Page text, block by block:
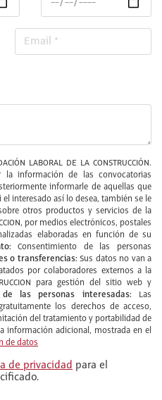
LABORAL DE LA CONSTRUCCIÓN.
la información de las convocatorias
informarle de aquellas que
interesado así lo desea, también se le
otros productos y servicios de la
por medios electrónicos, postales
elaboradas en función de su
Consentimiento de las personas
o transferencias: Sus datos no van a
por colaboradores externos a la
para gestión del sitio web y
de las personas interesadas: Las
los derechos de acceso,
del tratamiento y portabilidad de
información adicional, mostrada en el
de datos
de privacidad para el